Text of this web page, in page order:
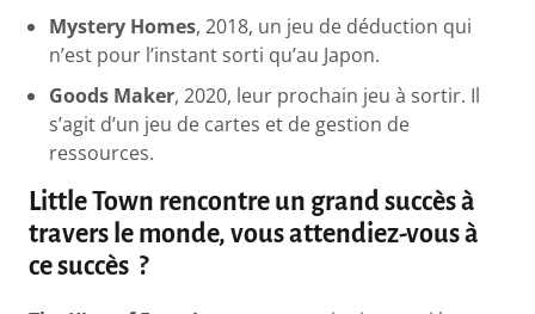
Mystery Homes, 2018, un jeu de déduction qui
n’est pour l’instant sorti qu’au Japon.
Goods Maker, 2020, leur prochain jeu à sortir. Il
s’agit d’un jeu de cartes et de gestion de
ressources.
Little Town rencontre un grand succès à
travers le monde, vous attendiez-vous à
ce succès ?